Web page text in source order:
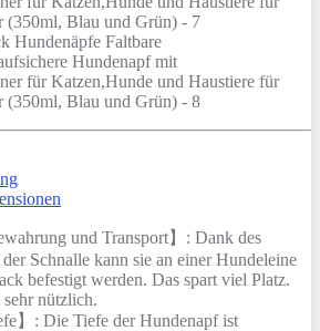
und Transport】: Dank des
Schnalle kann sie an einer Hundeleine
befestigt werden. Das spart viel Platz.
nützlich.
】: Die Tiefe der Hundenapf ist